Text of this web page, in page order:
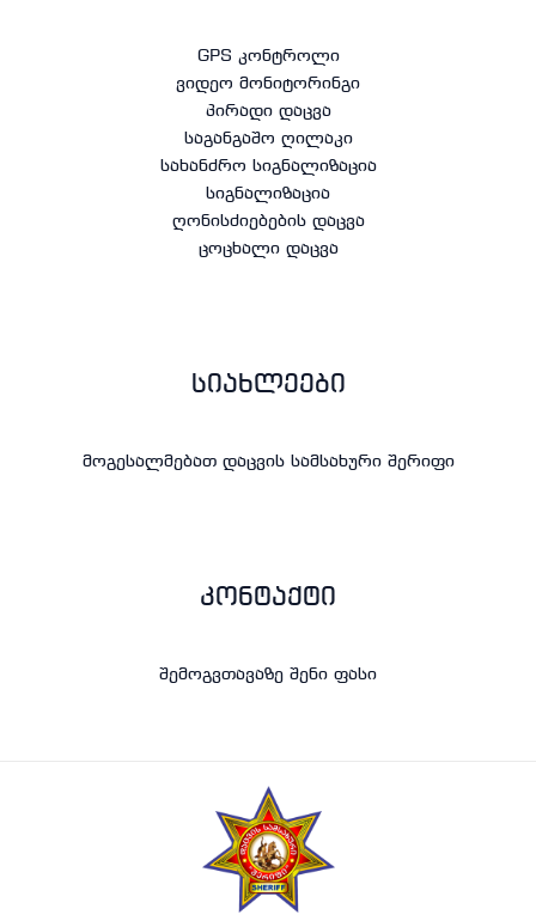
GPS კონტროლი
ვიდეო მონიტორინგი
პირადი დაცვა
საგანგაშო ღილაკი
სახანძრო სიგნალიზაცია
სიგნალიზაცია
ღონისძიებების დაცვა
ცოცხალი დაცვა
სიახლეები
მოგესალმებათ დაცვის სამსახური შერიფი
კონტაქტი
შემოგვთავაზე შენი ფასი